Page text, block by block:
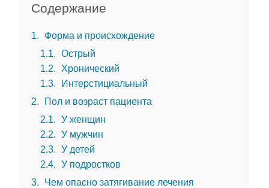
Содержание
1
Форма и происхождение
1.1
Острый
1.2
Хронический
1.3
Интерстициальный
2
Пол и возраст пациента
2.1
У женщин
2.2
У мужчин
2.3
У детей
2.4
У подростков
3
Чем опасно затягивание лечения